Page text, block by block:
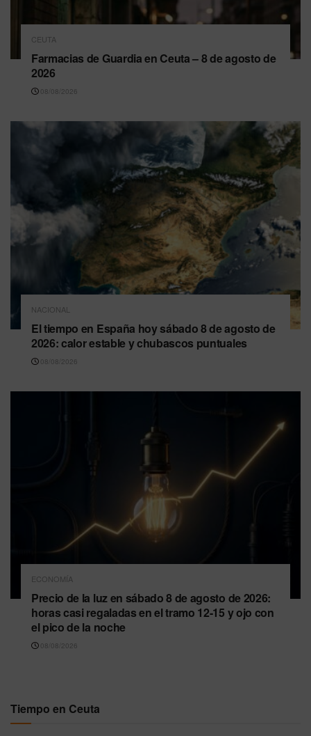
CEUTA
Farmacias de Guardia en Ceuta – 8 de agosto de
2026
08/08/2026
NACIONAL
El tiempo en España hoy sábado 8 de agosto de
2026: calor estable y chubascos puntuales
08/08/2026
ECONOMÍA
Precio de la luz en sábado 8 de agosto de 2026:
horas casi regaladas en el tramo 12-15 y ojo con
el pico de la noche
08/08/2026
Tiempo en Ceuta